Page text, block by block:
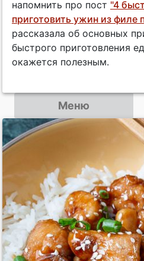
напомнить про пост "4
приготовить ужин из филе
рассказала об основных
быстрого приготовления
окажется полезным.
Меню